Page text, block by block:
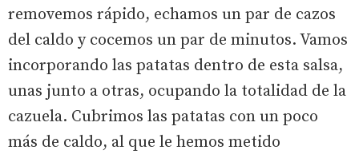
removemos rápido, echamos un par de cazos
del caldo y cocemos un par de minutos. Vamos
incorporando las patatas dentro de esta salsa,
unas junto a otras, ocupando la totalidad de la
cazuela. Cubrimos las patatas con un poco
más de caldo, al que le hemos metido